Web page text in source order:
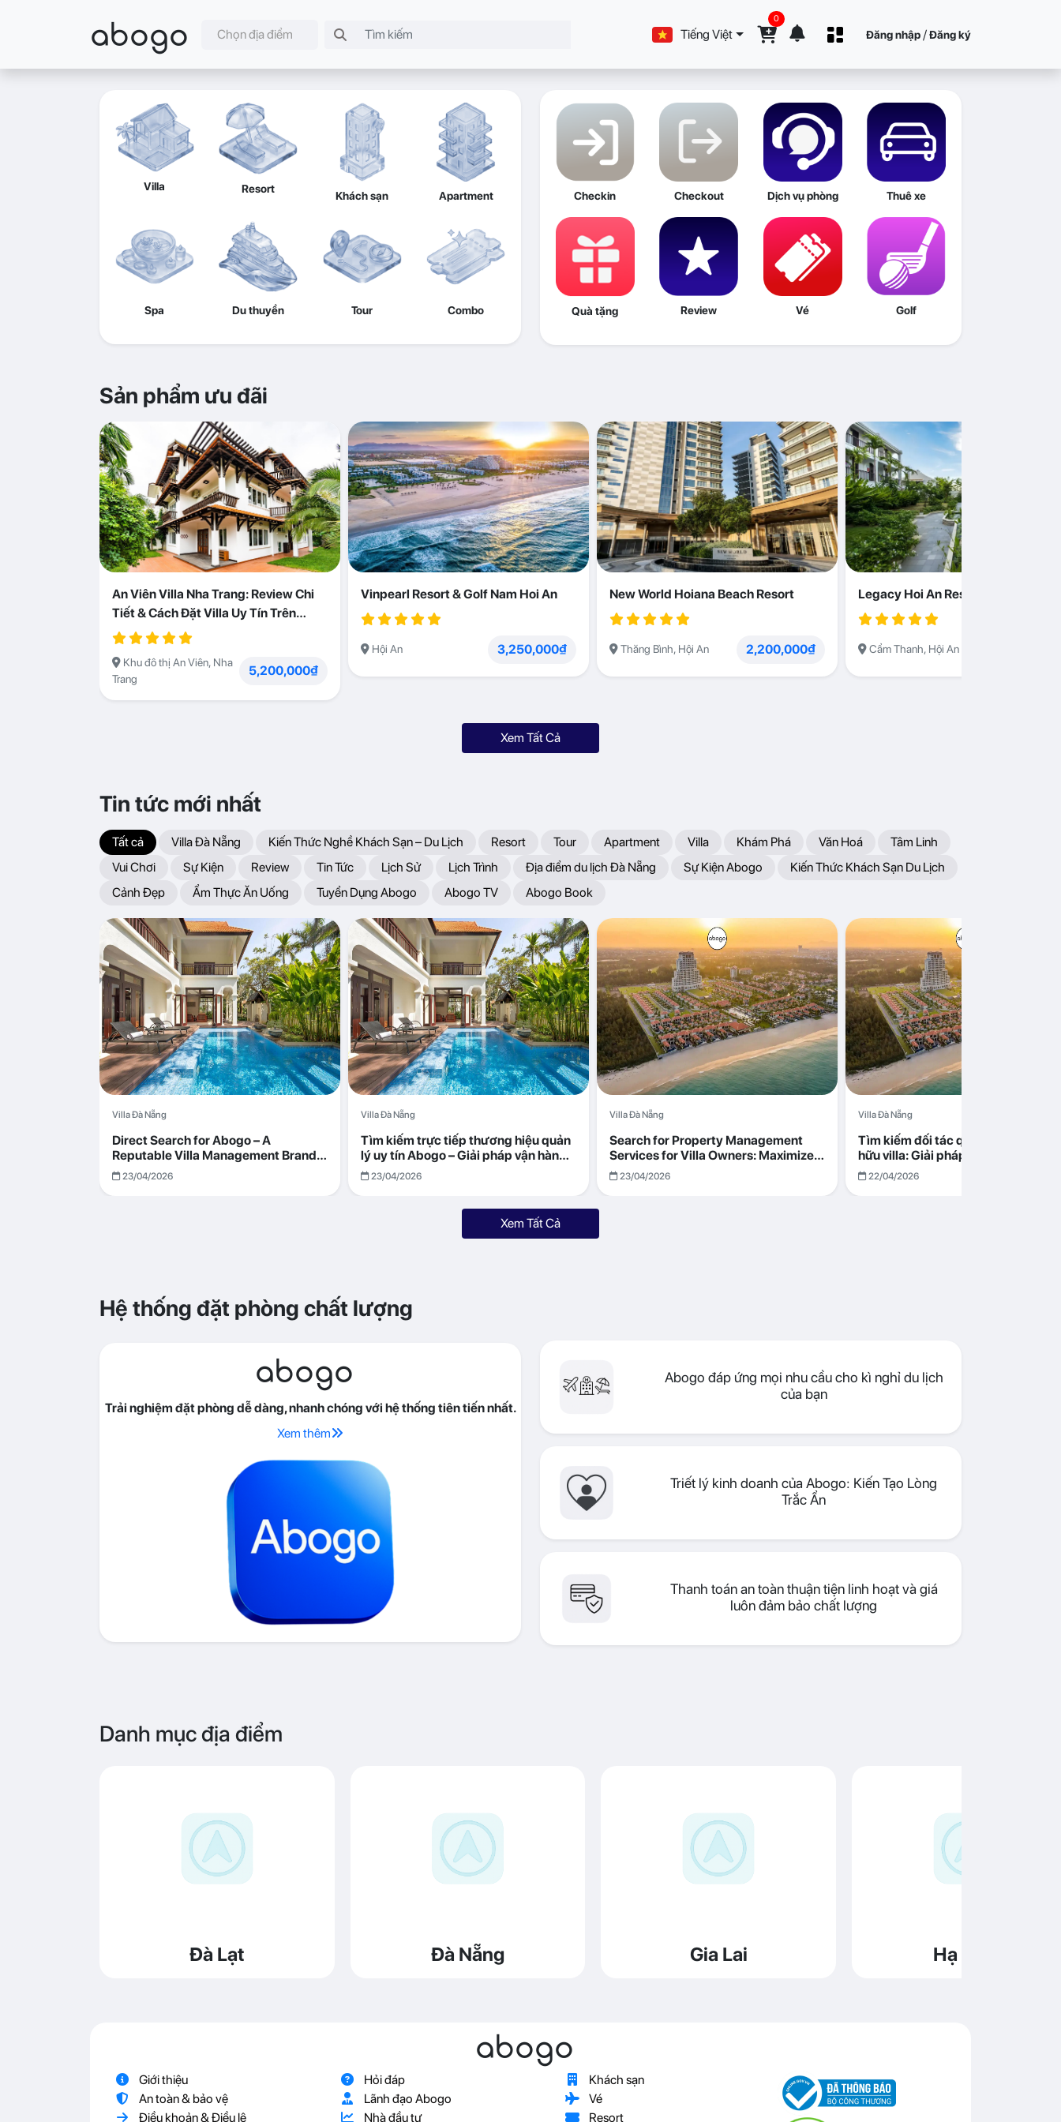
abogo Chọn địa điểm Tiếng Việt
0
Đăng nhập /Đăng ký
Villa Resort
Khách sạn Apartment
Spa Du thuyền Tour Combo
Checkin Checkout Dịch vụ phòng Thuê xe
Quà tặng Review Vé Golf
Sản phẩm ưu đãi
An Viên Villa Nha Trang: Review Chi
Tiết & Cách Đặt Villa Uy Tín Trên
Abogo
Khu đô thị An Viên, Nha
Trang
5,200,000₫
Vinpearl Resort & Golf Nam Hoi An
Hội An 3,250,000₫
New World Hoiana Beach Resort
Thăng Bình, Hội An 2,200,000₫
Legacy Hoi An Resort
Cẩm Thanh, Hội An
Xem Tất Cả
Tin tức mới nhất
Tất cả Villa Đà Nẵng Kiến Thức Nghề Khách Sạn – Du Lịch Resort Tour Apartment Villa Khám Phá Văn Hoá
Tâm Linh
Vui Chơi
Sự Kiện Review Tin Tức Lịch Sử Lịch Trình Địa điểm du lịch Đà Nẵng Sự Kiện Abogo
Kiến Thức Khách Sạn Du Lịch
Cảnh Đẹp
Ẩm Thực Ăn Uống Tuyển Dụng Abogo Abogo TV Abogo Book
Villa Đà Nẵng
Direct Search for Abogo – A
Reputable Villa Management Brand
with Transparent and Effective
Operations
23/04/2026
Villa Đà Nẵng
Tìm kiếm trực tiếp thương hiệu quản
lý uy tín Abogo – Giải pháp vận hành
villa hiệu quả, minh bạch
23/04/2026
Villa Đà Nẵng
Search for Property Management
Services for Villa Owners: Maximize
Returns with Abogo in Da Nang
23/04/2026
Villa Đà Nẵng
Tìm kiếm đối tác quản lý cho chủ sở
hữu villa: Giải pháp tối ưu lợi nhuận
cùng Abogo tại Đà Nẵng
22/04/2026
Xem Tất Cả
Hệ thống đặt phòng chất lượng
abogo
Trải nghiệm đặt phòng dễ dàng, nhanh chóng với hệ thống tiên tiến nhất.
Xem thêm
Abogo đáp ứng mọi nhu cầu cho kì nghỉ du lịch
của bạn
Triết lý kinh doanh của Abogo: Kiến Tạo Lòng
Trắc Ẩn
Thanh toán an toàn thuận tiện linh hoạt và giá
luôn đảm bảo chất lượng
Danh mục địa điểm
Đà Lạt Đà Nẵng Gia Lai Hạ Long
abogo
Giới thiệu
An toàn & bảo vệ
Điều khoản & Điều lệ
Hỏi đáp
Lãnh đạo Abogo
Nhà đầu tư
Khách sạn
Vé
Resort